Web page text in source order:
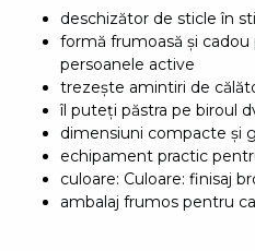
deschizător de sticle în
formă frumoasă și
persoanele active
trezește amintiri de
îl puteți păstra pe biroul
dimensiuni compacte și
echipament practic
culoare: Culoare: finisaj
ambalaj frumos pentru